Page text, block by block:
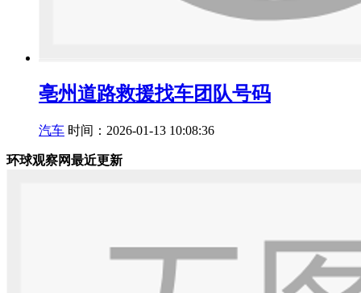
亳州道路救援找车团队号码
汽车 时间：2026-01-13 10:08:36
环球观察网最近更新